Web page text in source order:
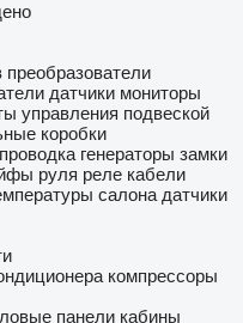
преобразователи
датчики мониторы
управления подвеской
коробки
генераторы замки
руля реле кабели
салона датчики
компрессоры
панели кабины